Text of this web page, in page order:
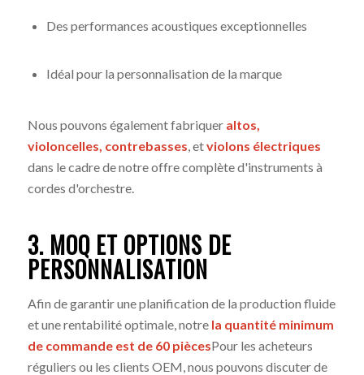
Des performances acoustiques exceptionnelles
Idéal pour la personnalisation de la marque
Nous pouvons également fabriquer altos,
violoncelles, contrebasses, etviolons électriques
dans le cadre de notre offre complète d'instruments à
cordes d'orchestre.
3. MOQ ET OPTIONS DE
PERSONNALISATION
Afin de garantir une planification de la production fluide
et une rentabilité optimale, notre la quantité minimum
de commande est de 60 piècesPour les acheteurs
réguliers ou les clients OEM, nous pouvons discuter de